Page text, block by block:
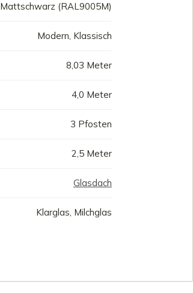
Mattschwarz (RAL9005M)
Modern, Klassisch
8,03 Meter
4,0 Meter
3 Pfosten
2,5 Meter
Glasdach
Klarglas, Milchglas